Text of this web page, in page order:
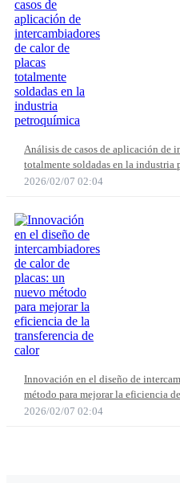
Análisis de casos de aplicación de
totalmente soldadas en la industria
2026/02/07 02:04
Innovación en el diseño de
método para mejorar la eficiencia
2026/02/07 02:04